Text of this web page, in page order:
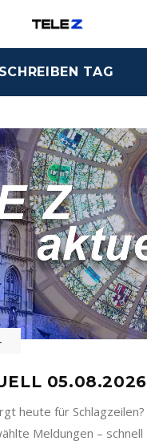
SCHREIBEN TAG
05.08.2026
heute für Schlagzeilen?
Meldungen – schnell